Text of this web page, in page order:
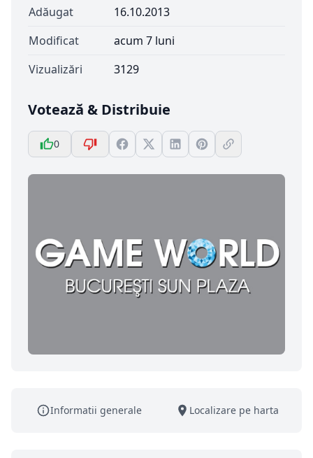
Adăugat
16.10.2013
Modificat
acum 7 luni
Vizualizări
3129
Votează & Distribuie
0
Informatii generale Localizare pe harta